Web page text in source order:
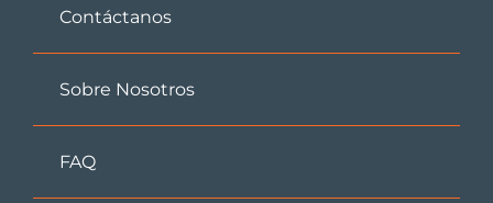
Contáctanos
Sobre Nosotros
FAQ